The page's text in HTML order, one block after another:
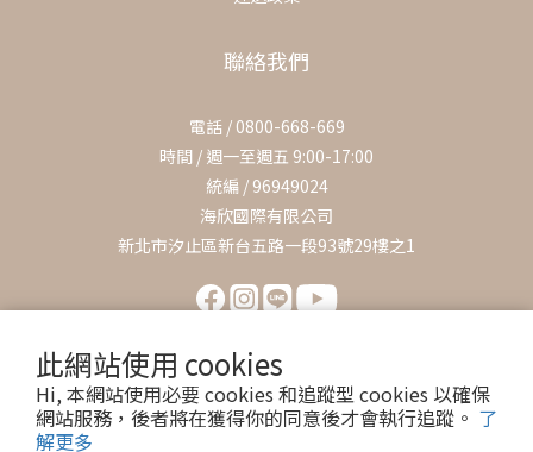
此網站使用 cookies
Hi, 本網站使用必要 cookies 和追蹤型 cookies 以確保
網站服務，後者將在獲得你的同意後才會執行追蹤。 了
解更多
聯絡我們
電話 / 0800-668-669
時間 / 週一至週五 9:00-17:00
統編 / 96949024
海欣國際有限公司
新北市汐止區新台五路一段93號29樓之1